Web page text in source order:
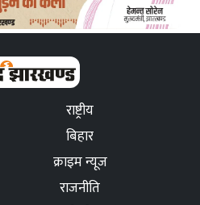
राष्ट्रीय
बिहार
क्राइम न्यूज
राजनीति